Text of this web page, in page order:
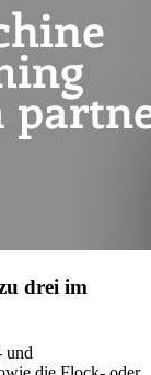
drei im
und